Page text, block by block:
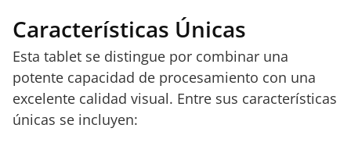
Características Únicas
Esta tablet se distingue por combinar una
potente capacidad de procesamiento con una
excelente calidad visual. Entre sus características
únicas se incluyen: